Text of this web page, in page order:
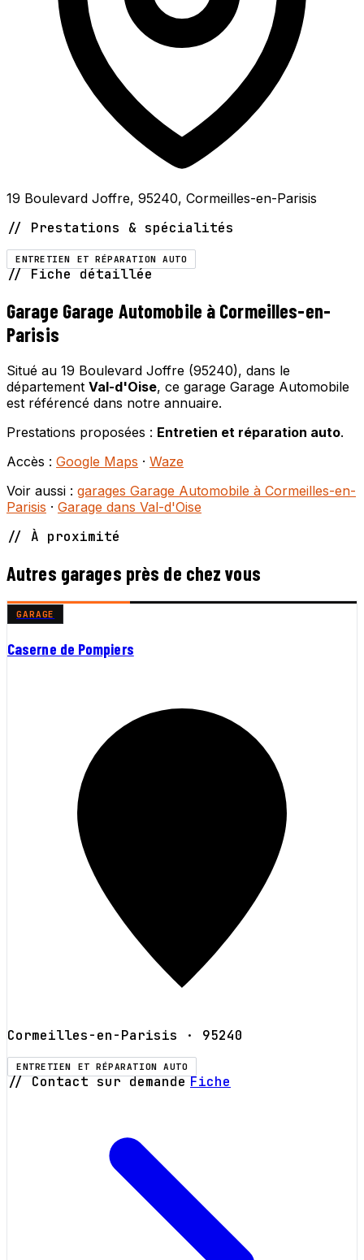
19 Boulevard Joffre, 95240, Cormeilles-en-Parisis
// Prestations & spécialités
ENTRETIEN ET RÉPARATION AUTO
// Fiche détaillée
Garage Garage Automobile à Cormeilles-en-
Parisis
Situé au 19 Boulevard Joffre (95240), dans le
département Val-d'Oise, ce garage Garage Automobile
est référencé dans notre annuaire.
Prestations proposées : Entretien et réparation auto.
Accès : Google Maps · Waze
Voir aussi : garages Garage Automobile à Cormeilles-en-
Parisis · Garage dans Val-d'Oise
// À proximité
Autres garages près de chez vous
GARAGE
Caserne de Pompiers
Cormeilles-en-Parisis · 95240
ENTRETIEN ET RÉPARATION AUTO
// Contact sur demande Fiche